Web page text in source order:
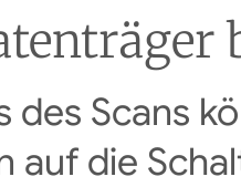
des Scans
auf die